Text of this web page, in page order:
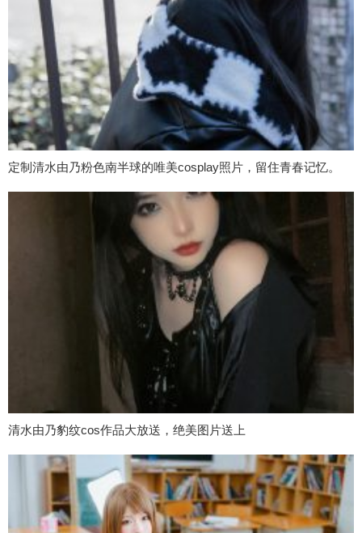
定制清水由乃粉色南半球的唯美cosplay照片，留住青春记忆。
清水由乃豹纹cos作品大放送，绝美图片送上